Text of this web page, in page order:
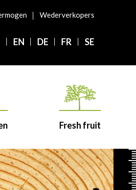
Wederverkopers
EN DE FR SE
Fresh fruit